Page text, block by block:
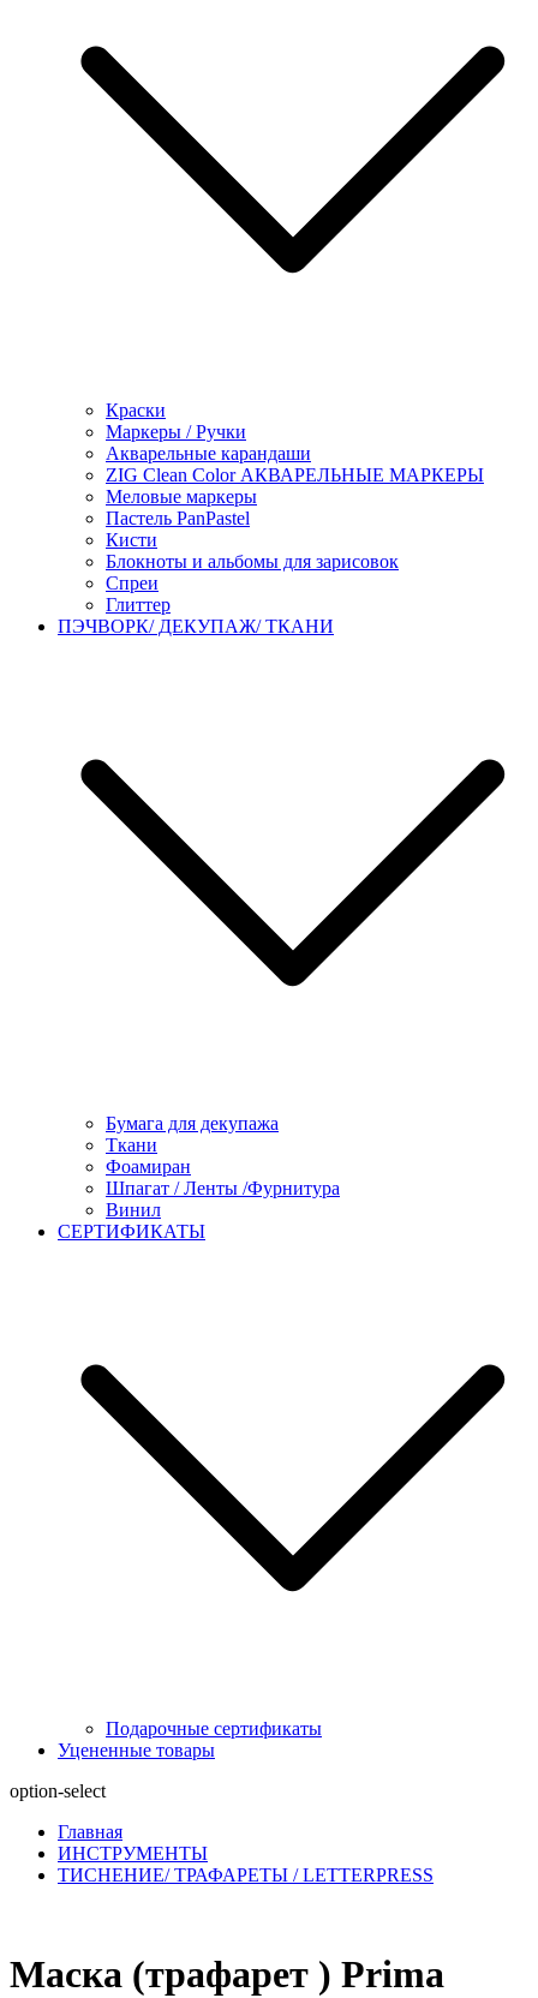
Краски
Маркеры / Ручки
Акварельные карандаши
ZIG Clean Color АКВАРЕЛЬНЫЕ МАРКЕРЫ
Меловые маркеры
Пастель PanPastel
Кисти
Блокноты и альбомы для зарисовок
Спреи
Глиттер
ПЭЧВОРК/ ДЕКУПАЖ/ ТКАНИ
Бумага для декупажа
Ткани
Фоамиран
Шпагат / Ленты /Фурнитура
Винил
СЕРТИФИКАТЫ
Подарочные сертификаты
Уцененные товары
option-select
Главная
ИНСТРУМЕНТЫ
ТИСНЕНИЕ/ ТРАФАРЕТЫ / LETTERPRESS
Маска (трафарет ) Prima